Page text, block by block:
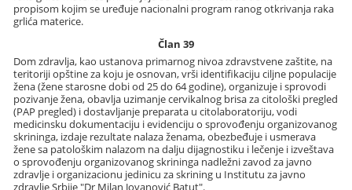
propisom kojim se uređuje nacionalni program ranog otkrivanja raka
grlića materice.
Član 39
Dom zdravlja, kao ustanova primarnog nivoa zdravstvene zaštite, na
teritoriji opštine za koju je osnovan, vrši identifikaciju ciljne populacije
žena (žene starosne dobi od 25 do 64 godine), organizuje i sprovodi
pozivanje žena, obavlja uzimanje cervikalnog brisa za citološki pregled
(PAP pregled) i dostavljanje preparata u citolaboratoriju, vodi
medicinsku dokumentaciju i evidenciju o sprovođenju organizovanog
skrininga, izdaje rezultate nalaza ženama, obezbeđuje i usmerava
žene sa patološkim nalazom na dalju dijagnostiku i lečenje i izveštava
o sprovođenju organizovanog skrininga nadležni zavod za javno
zdravlje i organizacionu jedinicu za skrining u Institutu za javno
zdravlje Srbije "Dr Milan Jovanović Batut".